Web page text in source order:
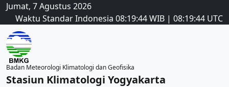
Jumat, 7 Agustus 2026
Waktu Standar Indonesia 08:19:45WIB | 08:19:45 UTC
Badan Meteorologi Klimatologi dan Geofisika
Stasiun Klimatologi Yogyakarta